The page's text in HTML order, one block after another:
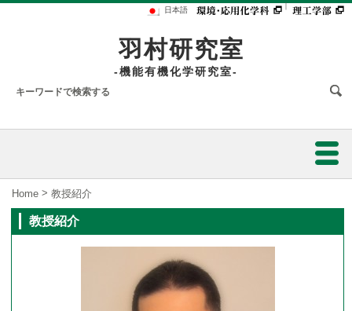
日本語
｜
羽村研究室
-機能有機化学研究室-
研究業績
Home > 教授紹介
教授紹介